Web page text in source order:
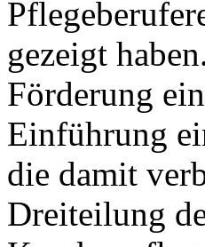
gezeigt
Förderung
Einführung
die damit
Dreiteilung